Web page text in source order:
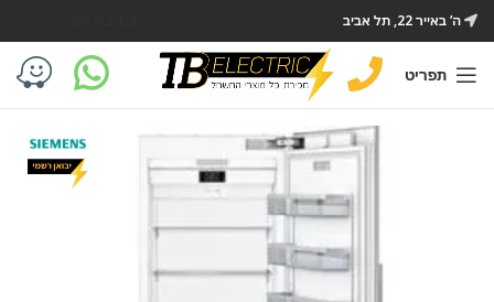
ה’ באייר 22, תל אביב
תפריט